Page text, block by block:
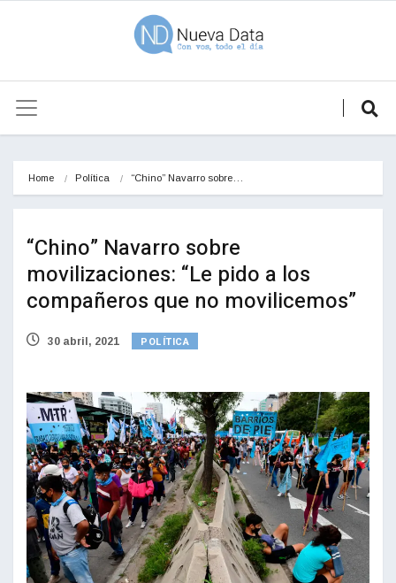
Home Política “Chino” Navarro sobre…
“Chino” Navarro sobre
movilizaciones: “Le pido a los
compañeros que no movilicemos”
30 abril, 2021 POLÍTICA